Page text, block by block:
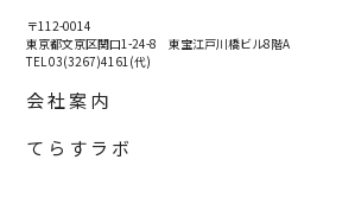
〒112-0014
東京都文京区関口1-24-8 東宝江戸川橋ビル8階A
TEL 03(3267)4161(代)
会社案内
てらすラボ